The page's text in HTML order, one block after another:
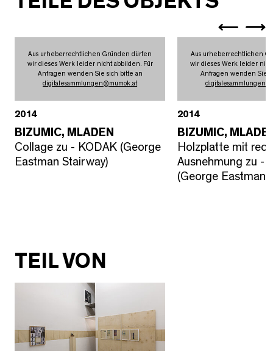
Aus urheberrechtlichen Gründen dürfen
wir dieses Werk leider nicht abbilden. Für
Anfragen wenden Sie sich bitte an
digitalesammlungen@mumok.at
2014
BIZUMIC, MLADEN
Collage zu - KODAK (George
Eastman Stairway)
Aus urheberrechtlichen
wir dieses Werk leider
Anfragen wenden Sie
digitalesammlungen
2014
BIZUMIC,
Holzplatte mit
Ausnehmung zu -
(George Eastman
TEIL VON